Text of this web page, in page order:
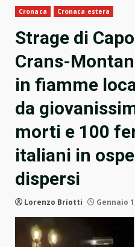
Cronaca Cronaca estera
Strage di
Crans-
in fiamme
da
morti e 100
italiani in
dispersi
Lorenzo Briotti Gennaio